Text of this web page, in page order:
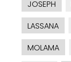
JOSEPH
LASSANA
MOLAMA